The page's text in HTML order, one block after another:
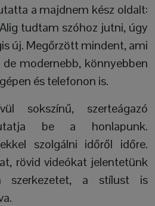
a majdnem kész oldalt:
tudtam szóhoz jutni, úgy
új. Megőrzött mindent, ami
modernebb, könnyebben
és telefonon is.
sokszínű, szerteágazó
be a honlapunk.
szolgálni időről időre.
rövid videókat jelentetünk
a stílust is